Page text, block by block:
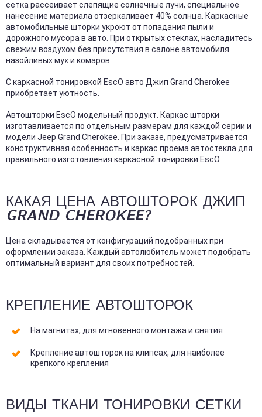
сетка рассеивает слепящие солнечные лучи, специальное
нанесение материала отзеркаливает 40% солнца. Каркасные
автомобильные шторки укроют от попадания пыли и
дорожного мусора в авто. При открытых стеклах, насладитесь
свежим воздухом без присутствия в салоне автомобиля
назойливых мух и комаров.
С каркасной тонировкой EscO авто Джип Grand Cherokee
приобретает уютность.
Автошторки EscO модельный продукт. Каркас шторки
изготавливается по отдельным размерам для каждой серии и
модели Jeep Grand Cherokee. При заказе, предусматривается
конструктивная особенность и каркас проема автостекла для
правильного изготовления каркасной тонировки EscO.
КАКАЯ ЦЕНА АВТОШТОРОК ДЖИП
GRAND CHEROKEE?
Цена складывается от конфигураций подобранных при
оформлении заказа. Каждый автолюбитель может подобрать
оптимальный вариант для своих потребностей.
КРЕПЛЕНИЕ АВТОШТОРОК
На магнитах, для мгновенного монтажа и снятия
Крепление автошторок на клипсах, для наиболее
крепкого крепления
ВИДЫ ТКАНИ ТОНИРОВКИ СЕТКИ